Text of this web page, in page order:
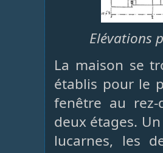
Elévations
La maison se
établis pour le
fenêtre au rez-
deux étages.
lucarnes, les